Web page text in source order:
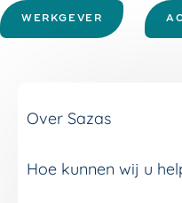
WERKGEVER
Over Sazas
Pakketvergelijker
Hoe kunnen wij u